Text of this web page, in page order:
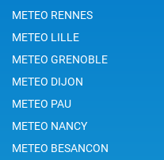
METEO RENNES
METEO LILLE
METEO GRENOBLE
METEO DIJON
METEO PAU
METEO NANCY
METEO BESANCON